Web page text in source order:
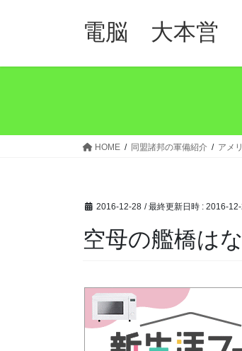
電脳 大本営
HOME 同盟諸邦の軍備紹介 アメ
2016-12-28 / 最終更新日時 : 2016-
空母の艦橋は